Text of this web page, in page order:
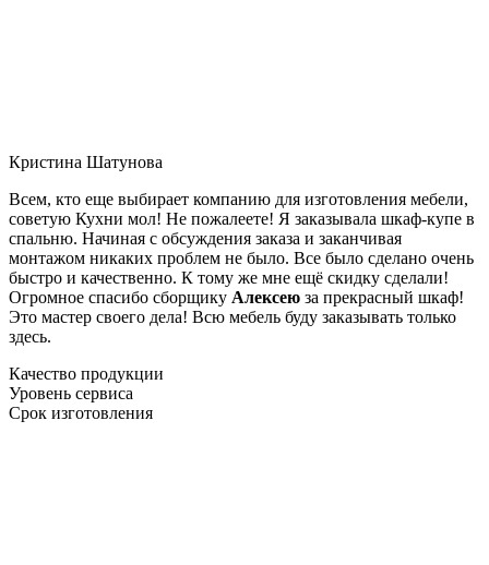
Кристина Шатунова
Всем, кто еще выбирает компанию для изготовления мебели,
советую Кухни мол! Не пожалеете! Я заказывала шкаф-купе в
спальню. Начиная с обсуждения заказа и заканчивая
монтажом никаких проблем не было. Все было сделано очень
быстро и качественно. К тому же мне ещё скидку сделали!
Огромное спасибо сборщику Алексею за прекрасный шкаф!
Это мастер своего дела! Всю мебель буду заказывать только
здесь.
Качество продукции
Уровень сервиса
Срок изготовления